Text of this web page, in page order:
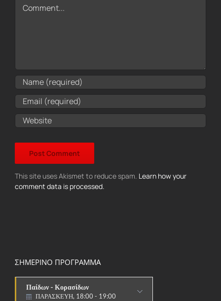
This site uses Akismet to reduce spam. Learn how your
comment data is processed.
ΣΗΜΕΡΙΝΟ ΠΡΟΓΡΑΜΜΑ
Παίδων - Κορασίδων
ΠΑΡΑΣΚΕΥΗ, 19:00 - 20:10